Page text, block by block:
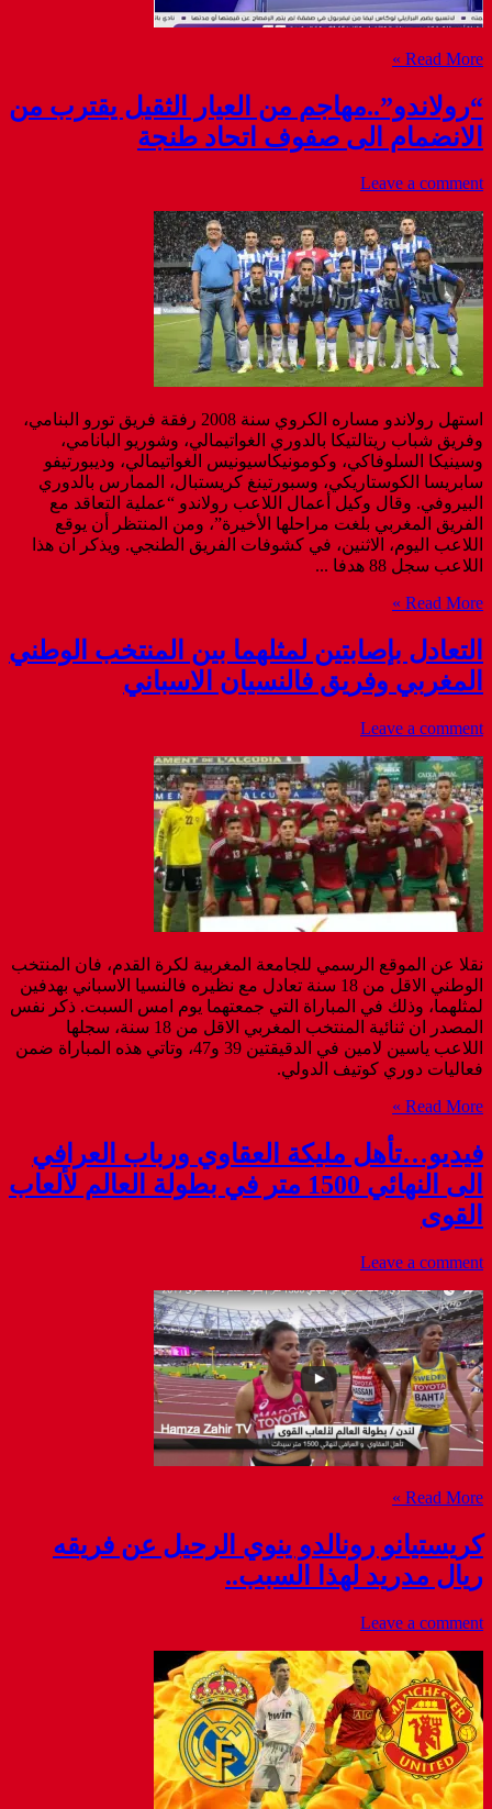
Read More »
“رولاندو”..مهاجم من العيار الثقيل يقترب من
الانضمام الى صفوف اتحاد طنجة
Leave a comment
استهل رولاندو مساره الكروي سنة 2008 رفقة فريق تورو البنامي،
وفريق شباب ريتالتيكا بالدوري الغواتيمالي، وشوريو البانامي،
وسينيكا السلوفاكي، وكومونيكاسيونيس الغواتيمالي، وديبورتيفو
سابريسا الكوستاريكي، وسبورتينغ كريستبال، الممارس بالدوري
البيروفي. وقال وكيل أعمال اللاعب رولاندو “عملية التعاقد مع
الفريق المغربي بلغت مراحلها الأخيرة”، ومن المنتظر أن يوقع
اللاعب اليوم، الاثنين، في كشوفات الفريق الطنجي. ويذكر ان هذا
اللاعب سجل 88 هدفا ...
Read More »
التعادل بإصابتين لمثلهما بين المنتخب الوطني
المغربي وفريق فالنسيان الاسباني
Leave a comment
نقلا عن الموقع الرسمي للجامعة المغربية لكرة القدم، فان المنتخب
الوطني الاقل من 18 سنة تعادل مع نظيره فالنسيا الاسباني بهدفين
لمثلهما، وذلك في المباراة التي جمعتهما يوم امس السبت. ذكر نفس
المصدر ان ثنائية المنتخب المغربي الاقل من 18 سنة، سجلها
اللاعب ياسين لامين في الدقيقتين 39 و47، وتاتي هذه المباراة ضمن
فعاليات دوري كوتيف الدولي.
Read More »
فيديو…تأهل مليكة العقاوي ورباب العرافي
الى النهائي 1500 متر في بطولة العالم لألعاب
القوى
Leave a comment
Read More »
كريستيانو رونالدو ينوي الرحيل عن فريقه
ريال مدريد لهذا السبب..
Leave a comment